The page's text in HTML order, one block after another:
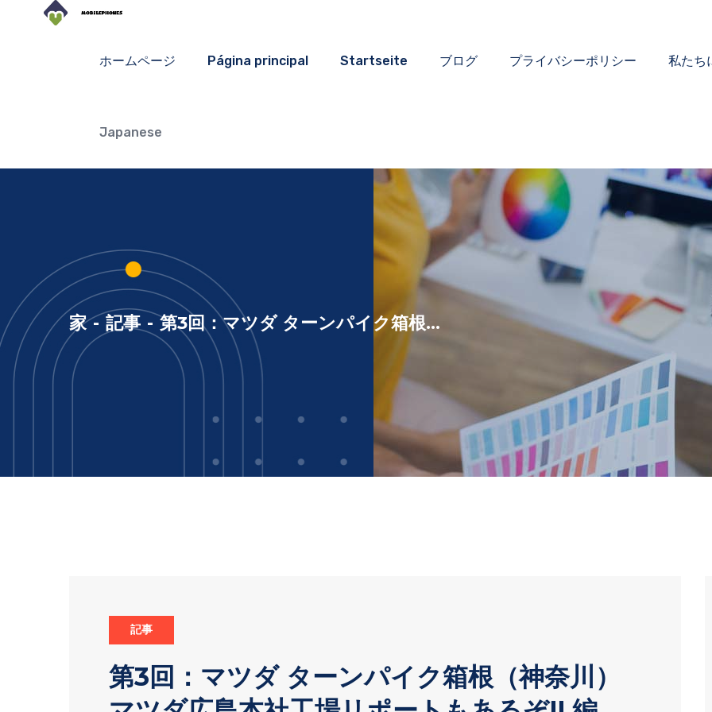
ホームページ Página principal Startseite ブログ プライバシーポリシー 私たち
Japanese
家 - 記事 - 第3回：マツダ ターンパイク箱根...
記事
第3回：マツダ ターンパイク箱根（神奈川）